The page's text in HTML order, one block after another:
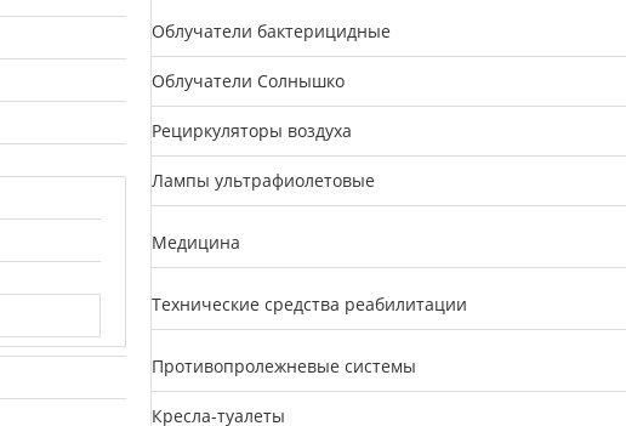
Облучатели бактерицидные
Облучатели Солнышко
Рециркуляторы воздуха
Лампы ультрафиолетовые
Медицина
Технические средства реабилитации
Противопролежневые системы
Кресла-туалеты